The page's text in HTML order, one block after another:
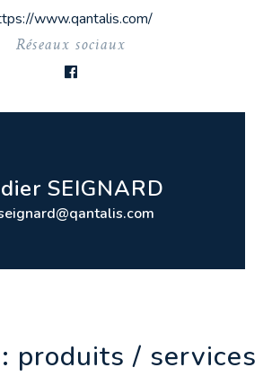
www.qantalis.com/
Réseaux sociaux
SEIGNARD
produits / services